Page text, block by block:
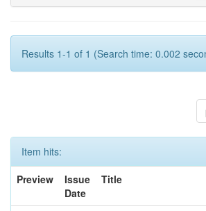
Results 1-1 of 1 (Search time: 0.002
Item hits:
Preview
Issue
Date
Title